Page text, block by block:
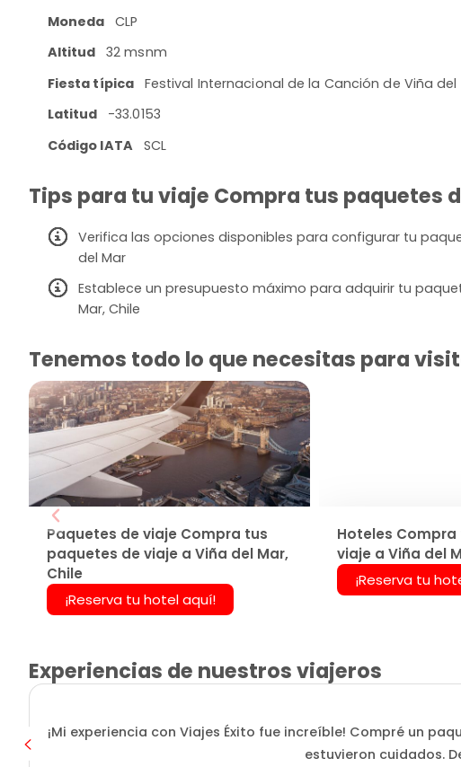
Moneda CLP
Altitud
32 msnm
Fiesta típica Festival Internacional de la Canción de Viña del
Latitud
-33.0153
Código IATA
SCL
Tips para tu viaje Compra tus paquetes
Verifica las opciones disponibles para configurar tu
del Mar
Establece un presupuesto máximo para adquirir tu
Mar, Chile
Tenemos todo lo que necesitas para
Paquetes de viaje Compra tus
paquetes de viaje a Viña del Mar,
Chile
¡Reserva tu hotel aquí!
Hoteles
viaje a Viña del
¡Reserva tu
Experiencias de nuestros viajeros
¡Mi experiencia con Viajes Éxito fue increíble! Compré un
estuvieron cuidados.